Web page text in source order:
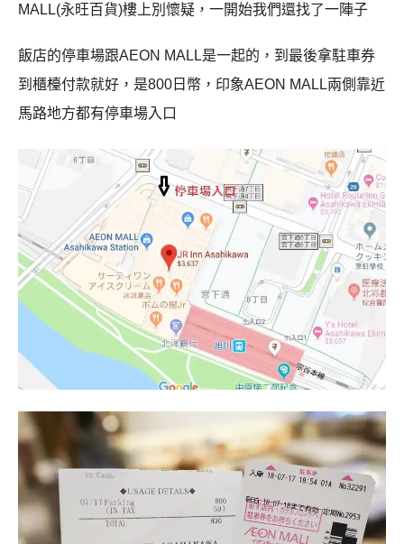
MALL(永旺百貨)樓上別懷疑，一開始我們還找了一陣子
飯店的停車場跟AEON MALL是一起的，到最後拿駐車券
到櫃檯付款就好，是800日幣，印象AEON MALL兩側靠近
馬路地方都有停車場入口